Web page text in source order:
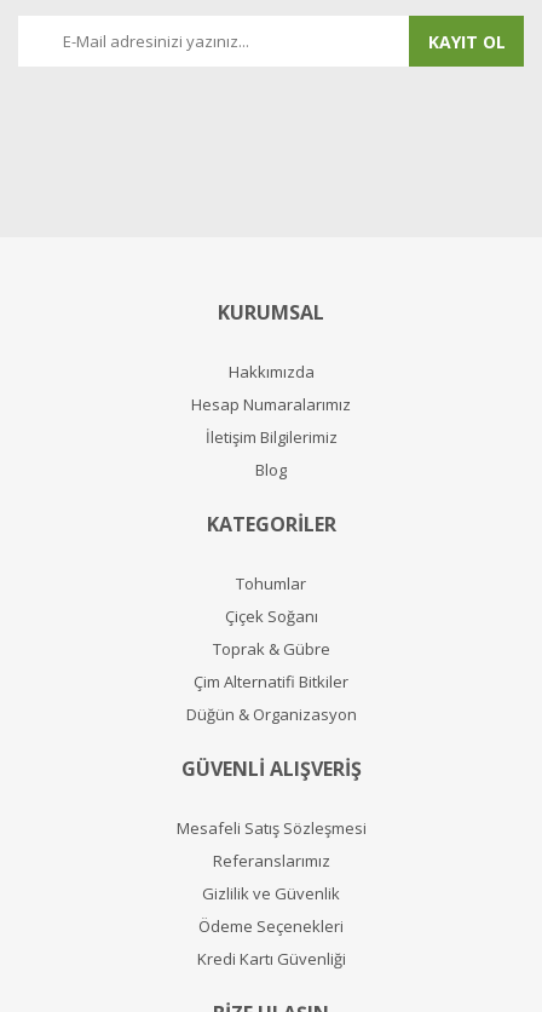
KAYIT OL
KURUMSAL
Hakkımızda
Hesap Numaralarımız
İletişim Bilgilerimiz
Blog
KATEGORİLER
Tohumlar
Çiçek Soğanı
Toprak & Gübre
Çim Alternatifi Bitkiler
Düğün & Organizasyon
GÜVENLİ ALIŞVERİŞ
Mesafeli Satış Sözleşmesi
Referanslarımız
Gizlilik ve Güvenlik
Ödeme Seçenekleri
Kredi Kartı Güvenliği